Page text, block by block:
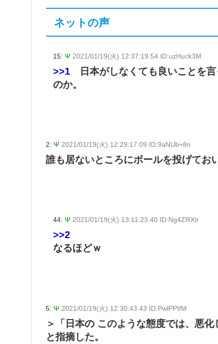
ネットの声
15: Ψ 2021/01/19(火) 12:37:19.54 ID:uzHuck3M
>>1 日本がしなくても良いことを
のか。
2: Ψ 2021/01/19(火) 12:29:17.09 ID:9aNUb+8n
誰も居ないところにボールを投げてお
44: Ψ 2021/01/19(火) 13:11:23.40 ID:Ng4ZRXIr
>>2
なるほどｗ
5: Ψ 2021/01/19(火) 12:30:43.43 ID:PwlPPIfM
＞「日本の このような態度では、悪
と指摘した。